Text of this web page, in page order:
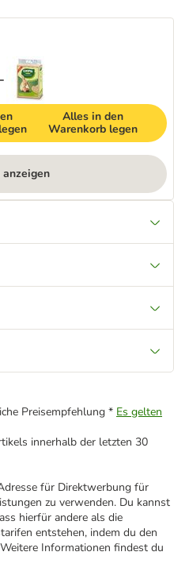
Alles in den
Warenkorb legen
Preisempfehlung * Es gelten
innerhalb der letzten 30
für Direktwerbung für
zu verwenden. Du kannst
hierfür andere als die
entstehen, indem du den
Informationen findest du